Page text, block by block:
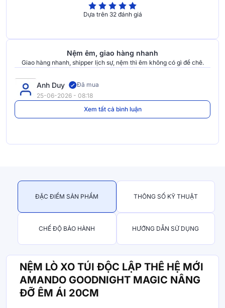
Dựa trên 32 đánh giá
Nệm êm, giao hàng nhanh
Giao hàng nhanh, shipper lịch sự, nệm thì êm không có gì để chê.
Anh Duy
Đã mua
25-06-2026 - 08:18
Xem tất cả bình luận
ĐẶC ĐIỂM SẢN PHẨM THÔNG SỐ KỸ THUẬT
CHẾ ĐỘ BẢO HÀNH HƯỚNG DẪN SỬ DỤNG
NỆM LÒ XO TÚI ĐỘC LẬP THẾ HỆ MỚI
AMANDO GOODNIGHT MAGIC NÂNG
ĐỠ ÊM ÁI 20CM